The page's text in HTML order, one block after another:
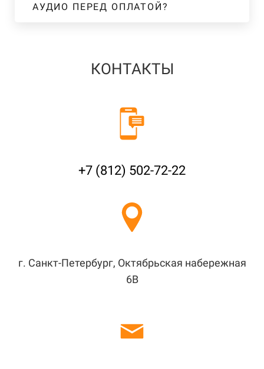
АУДИО ПЕРЕД ОПЛАТОЙ?
КОНТАКТЫ
+7 (812) 502-72-22
г. Санкт-Петербург, Октябрьская набережная
6В